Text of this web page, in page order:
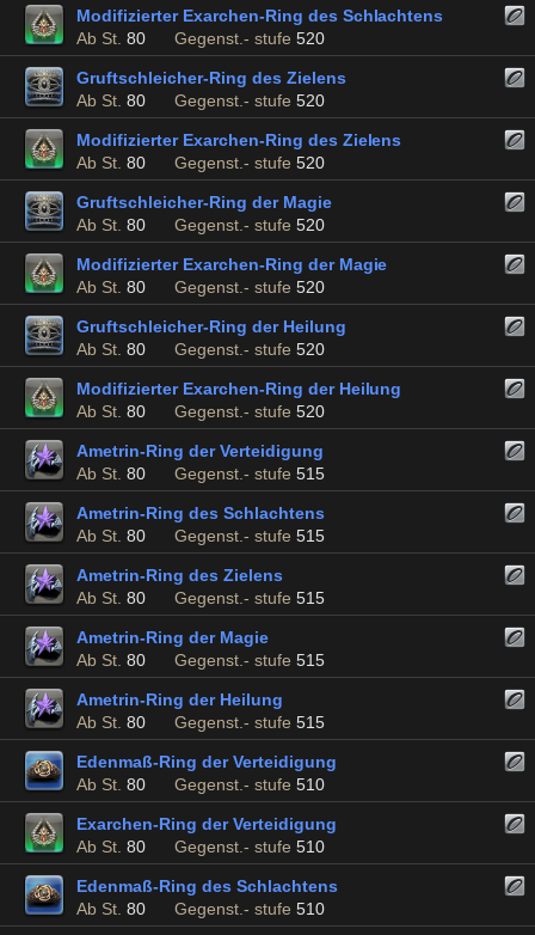
Modifizierter Exarchen-Ring des Schlachtens
Ab St. 80 Gegenst.- stufe 520
Gruftschleicher-Ring des Zielens
Ab St. 80 Gegenst.- stufe 520
Modifizierter Exarchen-Ring des Zielens
Ab St. 80 Gegenst.- stufe 520
Gruftschleicher-Ring der Magie
Ab St. 80 Gegenst.- stufe 520
Modifizierter Exarchen-Ring der Magie
Ab St. 80 Gegenst.- stufe 520
Gruftschleicher-Ring der Heilung
Ab St. 80 Gegenst.- stufe 520
Modifizierter Exarchen-Ring der Heilung
Ab St. 80 Gegenst.- stufe 520
Ametrin-Ring der Verteidigung
Ab St. 80 Gegenst.- stufe 515
Ametrin-Ring des Schlachtens
Ab St. 80 Gegenst.- stufe 515
Ametrin-Ring des Zielens
Ab St. 80 Gegenst.- stufe 515
Ametrin-Ring der Magie
Ab St. 80 Gegenst.- stufe 515
Ametrin-Ring der Heilung
Ab St. 80 Gegenst.- stufe 515
Edenmaß-Ring der Verteidigung
Ab St. 80 Gegenst.- stufe 510
Exarchen-Ring der Verteidigung
Ab St. 80 Gegenst.- stufe 510
Edenmaß-Ring des Schlachtens
Ab St. 80 Gegenst.- stufe 510